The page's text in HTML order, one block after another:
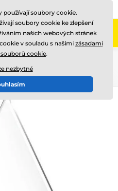
používají soubory cookie.
soubory cookie ke zlepšení
našich webových stránek
v souladu s našimi zásadami
cookie.
nezbytné